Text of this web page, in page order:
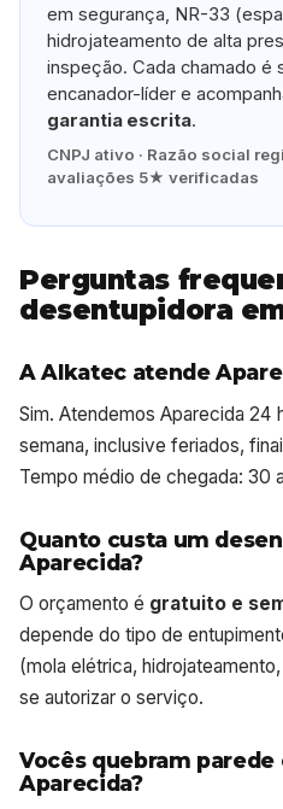
em segurança, NR-33
hidrojateamento de alta
inspeção. Cada chamado é
encanador-líder e
garantia escrita.
CNPJ ativo · Razão social
avaliações 5★ verificadas
Perguntas
desentupidora
A Alkatec atende
Sim. Atendemos Aparecida 24
semana, inclusive feriados,
Tempo médio de chegada: 30
Quanto custa um
Aparecida?
O orçamento é gratuito e
depende do tipo de
(mola elétrica,
se autorizar o serviço.
Vocês quebram parede
Aparecida?